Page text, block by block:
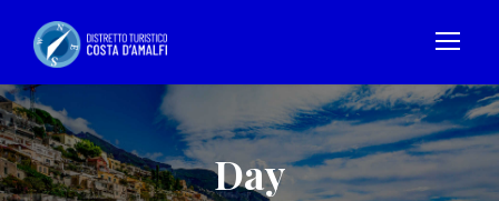
Day